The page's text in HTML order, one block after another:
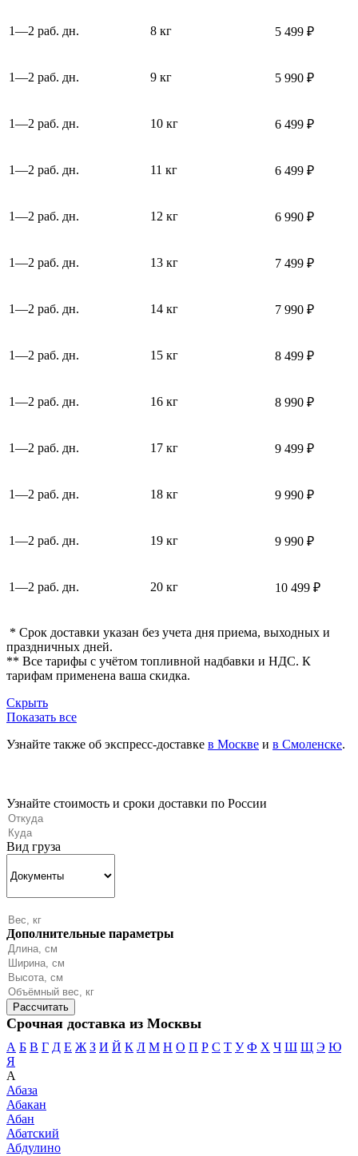
1—2 раб. дн. 8 кг 5 499 ₽
1—2 раб. дн. 9 кг 5 990 ₽
1—2 раб. дн. 10 кг 6 499 ₽
1—2 раб. дн. 11 кг 6 499 ₽
1—2 раб. дн. 12 кг 6 990 ₽
1—2 раб. дн. 13 кг 7 499 ₽
1—2 раб. дн. 14 кг 7 990 ₽
1—2 раб. дн. 15 кг 8 499 ₽
1—2 раб. дн. 16 кг 8 990 ₽
1—2 раб. дн. 17 кг 9 499 ₽
1—2 раб. дн. 18 кг 9 990 ₽
1—2 раб. дн. 19 кг 9 990 ₽
1—2 раб. дн. 20 кг 10 499 ₽
* Срок доставки указан без учета дня приема, выходных и
праздничных дней.
** Все тарифы с учётом топливной надбавки и НДС. К
тарифам применена ваша скидка.
Скрыть
Показать все
Узнайте также об экспресс-доставке в Москве и в Смоленске.
Узнайте стоимость и сроки доставки по России
Вид груза
Дополнительные параметры
Срочная доставка из Москвы
А Б В Г Д Е Ж З И Й К Л М Н О П Р С Т У Ф Х Ч Ш Щ Э Ю
Я
А
Абаза
Абакан
Абан
Абатский
Абдулино